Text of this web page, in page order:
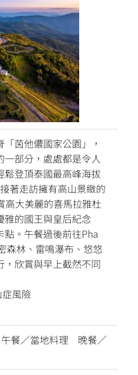
茵他儂國家公園」，
部分，處處都是令人
鬆登頂泰國最高峰海拔
著走訪擁有高山景緻的
高大美麗的喜馬拉雅杜
雅的國王與皇后紀念
。午餐過後前往Pha
森林、雷鳴瀑布、悠悠
欣賞與早上截然不同
風險
餐／當地料理 晚餐／